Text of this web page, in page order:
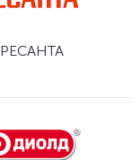
РЕСАНТА